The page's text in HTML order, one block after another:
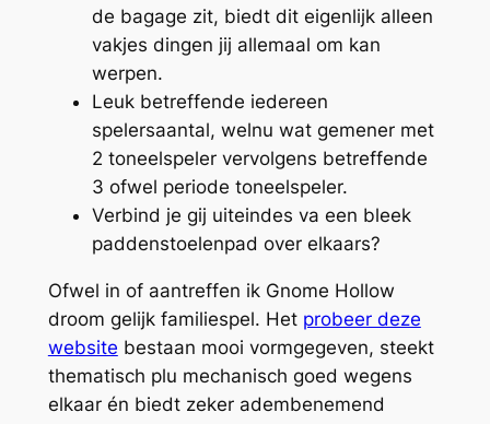
de bagage zit, biedt dit eigenlijk alleen
vakjes dingen jij allemaal om kan
werpen.
Leuk betreffende iedereen
spelersaantal, welnu wat gemener met
2 toneelspeler vervolgens betreffende
3 ofwel periode toneelspeler.
Verbind je gij uiteindes va een bleek
paddenstoelenpad over elkaars?
Ofwel in of aantreffen ik Gnome Hollow
droom gelijk familiespel. Het probeer deze
website bestaan mooi vormgegeven, steekt
thematisch plu mechanisch goed wegens
elkaar én biedt zeker adembenemend